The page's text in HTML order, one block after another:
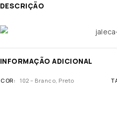
DESCRIÇÃO
INFORMAÇÃO ADICIONAL
COR 102 – Branco, Preto